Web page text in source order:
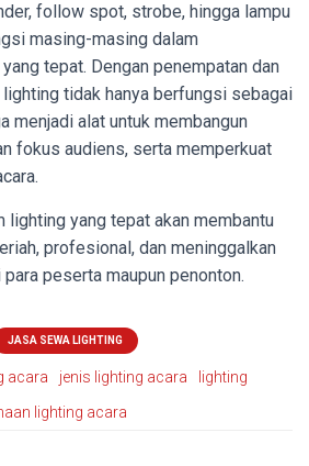
follow spot, strobe, hingga lampu
masing-masing dalam
tepat. Dengan penempatan dan
lighting tidak hanya berfungsi sebagai
menjadi alat untuk membangun
fokus audiens, serta memperkuat
lighting yang tepat akan membantu
profesional, dan meninggalkan
peserta maupun penonton.
JASA SEWA LIGHTING
acara jenis lighting acara
lighting
lighting acara